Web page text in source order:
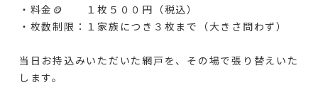
・料金🪙 １枚５００円（税込）
・枚数制限：１家族につき３枚まで（大きさ問わず）
当日お持込みいただいた網戸を、その場で張り替えいた
します。